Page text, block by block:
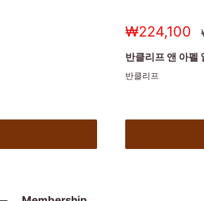
세
가
₩224,100
반클리프 앤 아
반클리프